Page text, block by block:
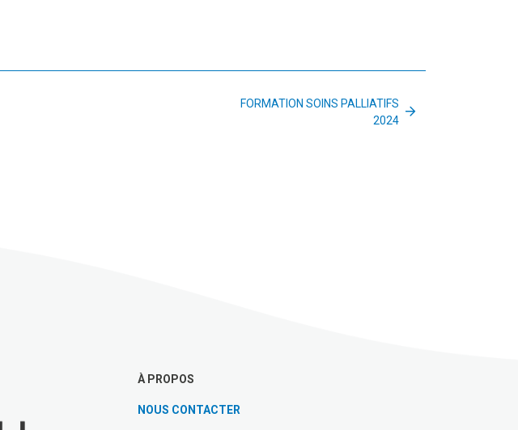
FORMATION SOINS PALLIATIFS
2024
À PROPOS
NOUS CONTACTER